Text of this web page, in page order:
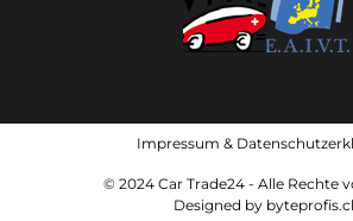
Impressum &
© 2024 Car Trade24 - Alle Rechte
Designed by